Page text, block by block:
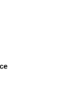
to find a
one woman to
her old
nu există